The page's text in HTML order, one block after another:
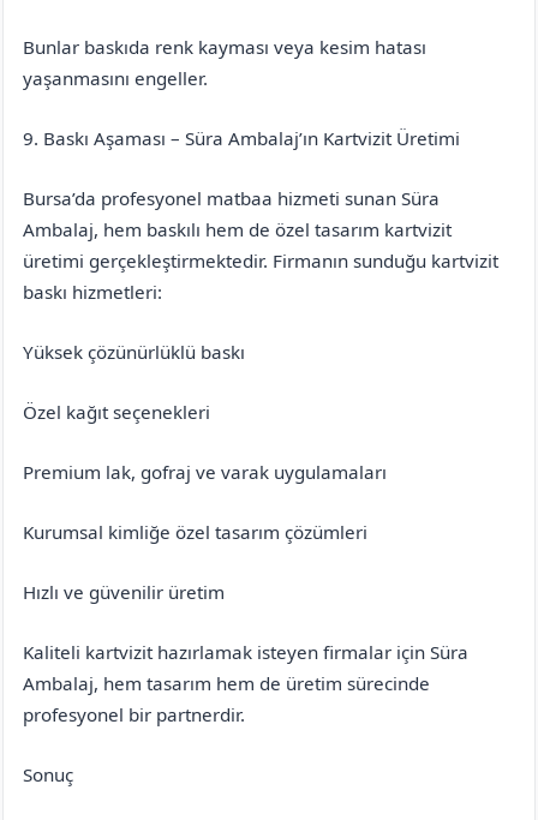
Bunlar baskıda renk kayması veya kesim hatası
yaşanmasını engeller.
9. Baskı Aşaması – Süra Ambalaj’ın Kartvizit Üretimi
Bursa’da profesyonel matbaa hizmeti sunan Süra
Ambalaj, hem baskılı hem de özel tasarım kartvizit
üretimi gerçekleştirmektedir. Firmanın sunduğu kartvizit
baskı hizmetleri:
Yüksek çözünürlüklü baskı
Özel kağıt seçenekleri
Premium lak, gofraj ve varak uygulamaları
Kurumsal kimliğe özel tasarım çözümleri
Hızlı ve güvenilir üretim
Kaliteli kartvizit hazırlamak isteyen firmalar için Süra
Ambalaj, hem tasarım hem de üretim sürecinde
profesyonel bir partnerdir.
Sonuç